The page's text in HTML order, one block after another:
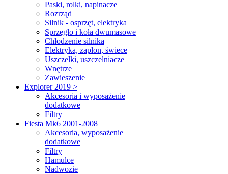
Paski, rolki, napinacze
Rozrząd
Silnik - osprzęt, elektryka
Sprzęgło i koła dwumasowe
Chłodzenie silnika
Elektryka, zapłon, świece
Uszczelki, uszczelniacze
Wnętrze
Zawieszenie
Explorer 2019 >
Akcesoria i wyposażenie
dodatkowe
Filtry
Fiesta Mk6 2001-2008
Akcesoria, wyposażenie
dodatkowe
Filtry
Hamulce
Nadwozie